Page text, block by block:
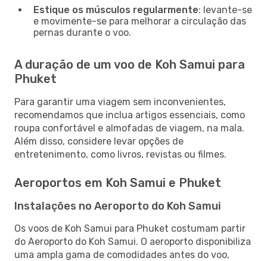
Estique os músculos regularmente: levante-se
e movimente-se para melhorar a circulação das
pernas durante o voo.
A duração de um voo de Koh Samui para
Phuket
Para garantir uma viagem sem inconvenientes,
recomendamos que inclua artigos essenciais, como
roupa confortável e almofadas de viagem, na mala.
Além disso, considere levar opções de
entretenimento, como livros, revistas ou filmes.
Aeroportos em Koh Samui e Phuket
Instalações no Aeroporto do Koh Samui
Os voos de Koh Samui para Phuket costumam partir
do Aeroporto do Koh Samui. O aeroporto disponibiliza
uma ampla gama de comodidades antes do voo,